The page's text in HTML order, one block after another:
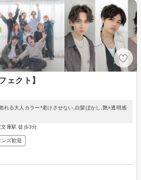
ェクト】
れる大人カラー*老けさせない,白髪ぼかし,艶×透明感
庫駅 徒歩3分
ンズ歓迎